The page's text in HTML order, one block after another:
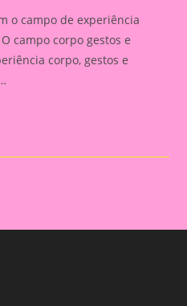
o campo de experiência
campo corpo gestos e
corpo, gestos e